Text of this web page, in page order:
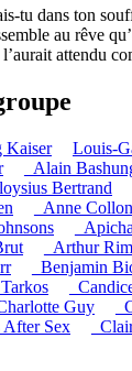
tu dans ton
au rêve
l’aurait attendu
Kaiser Louis-
_Alain
Bertrand
_Anne
_Arthur
_Benjamin
Tarkos
Guy
After Sex